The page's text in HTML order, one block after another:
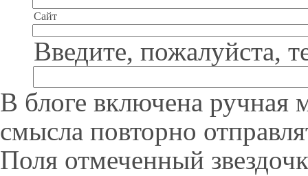
Сайт
Введите, пожалуйста,
В блоге включена ручная
смысла повторно
Поля отмеченный